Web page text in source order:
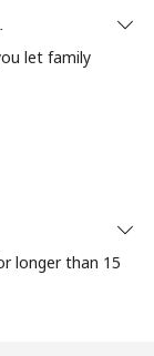
⁦£10⁩
⁦£10⁩ -
let family
longer than 15